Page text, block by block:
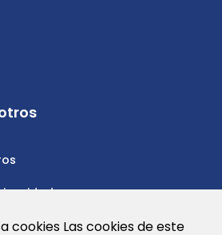
cookies Las cookies de este